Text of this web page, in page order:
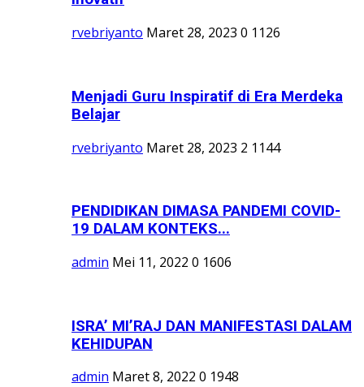
rvebriyanto Maret 28, 2023 0 1126
Menjadi Guru Inspiratif di Era Merdeka
Belajar
rvebriyanto Maret 28, 2023 2 1144
PENDIDIKAN DIMASA PANDEMI COVID-
19 DALAM KONTEKS...
admin Mei 11, 2022 0 1606
ISRA’ MI’RAJ DAN MANIFESTASI DALAM
KEHIDUPAN
admin Maret 8, 2022 0 1948